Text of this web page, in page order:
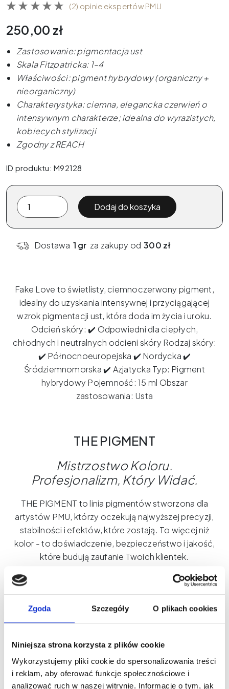
Zgoda Szczegóły O plikach cookies
Niniejsza strona korzysta z plików cookie
Wykorzystujemy pliki cookie do spersonalizowania treści
i reklam, aby oferować funkcje społecznościowe i
analizować ruch w naszej witrynie. Informacje o tym, jak
(2) opinie ekspertów PMU
250,00 zł
Zastosowanie: pigmentacja ust
Skala Fitzpatricka: 1–4
Właściwości: pigment hybrydowy (organiczny +
nieorganiczny)
Charakterystyka: ciemna, elegancka czerwień o
intensywnym charakterze; idealna do wyrazistych,
kobiecych stylizacji
Zgodny z REACH
ID produktu: M92128
ilość
The
Pigment
x
Love
15ml
Dodaj do koszyka
Dostawa 1 gr za zakupy od 300 zł
Fake Love to świetlisty, ciemnoczerwony pigment,
idealny do uzyskania intensywnej i przyciągającej
wzrok pigmentacji ust, która doda im życia i uroku.
Odcień skóry: ✔️ Odpowiedni dla ciepłych,
chłodnych i neutralnych odcieni skóry Rodzaj skóry:
✔️ Północnoeuropejska ✔️ Nordycka ✔️
Śródziemnomorska ✔️ Azjatycka Typ: Pigment
hybrydowy Pojemność: 15 ml Obszar
zastosowania: Usta
THE PIGMENT
Mistrzostwo Koloru.
Profesjonalizm, Który Widać.
THE PIGMENT to linia pigmentów stworzona dla
artystów PMU, którzy oczekują najwyższej precyzji,
stabilności i efektów, które zostają. To więcej niż
kolor - to doświadczenie, bezpieczeństwo i jakość,
które budują zaufanie Twoich klientek.
Maksymalna kontrola podczas zabiegu
Odcienie stworzone z myślą o różnych typach
skóry
Globalne standardy bezpieczeństwa
THE PIGMENT – Tam, gdzie zaczyna się piękno.